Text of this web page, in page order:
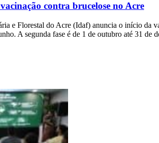
contra brucelose no Acre
e Florestal do Acre (Idaf) anuncia o início da
A segunda fase é de 1 de outubro até 31